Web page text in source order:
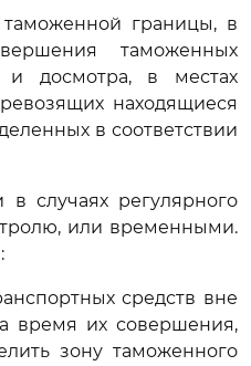
границы, в
таможенных
и досмотра, в местах
находящиеся
в соответствии
случаях регулярного
или временными.
средств вне
время их совершения,
зону таможенного